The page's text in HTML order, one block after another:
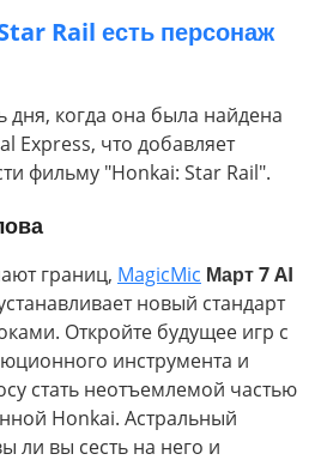
Rail есть персонаж
дня, когда она была найдена
Express, что добавляет
фильму "Honkai: Star Rail".
границ, MagicMic Март 7 AI
новый стандарт
Откройте будущее игр с
инструмента и
стать неотъемлемой частью
Honkai. Астральный
ли вы сесть на него и